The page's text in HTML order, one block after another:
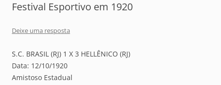
Festival Esportivo em 1920
Deixe uma resposta
S.C. BRASIL (RJ) 1 X 3 HELLÊNICO (RJ)
Data: 12/10/1920
Amistoso Estadual